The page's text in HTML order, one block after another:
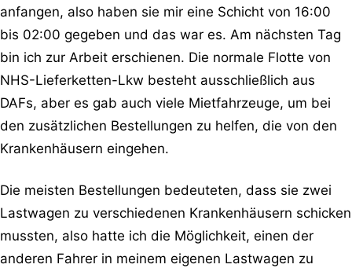
anfangen, also haben sie mir eine Schicht von 16:00
bis 02:00 gegeben und das war es. Am nächsten Tag
bin ich zur Arbeit erschienen. Die normale Flotte von
NHS-Lieferketten-Lkw besteht ausschließlich aus
DAFs, aber es gab auch viele Mietfahrzeuge, um bei
den zusätzlichen Bestellungen zu helfen, die von den
Krankenhäusern eingehen.
Die meisten Bestellungen bedeuteten, dass sie zwei
Lastwagen zu verschiedenen Krankenhäusern schicken
mussten, also hatte ich die Möglichkeit, einen der
anderen Fahrer in meinem eigenen Lastwagen zu